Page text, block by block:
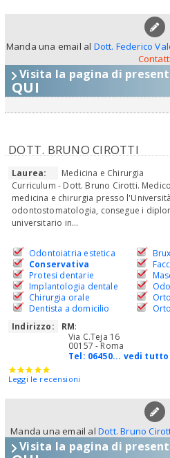
Manda una email al Dott. Federico
Contatti
Visita la pagina di
QUI
DOTT. BRUNO CIROTTI
Laurea:
Medicina e Chirurgia
Curriculum - Dott. Bruno Cirotti.
medicina e chirurgia presso
odontostomatologia, consegue i
universitario in...
Odontoiatria estetica
Conservativa
Protesi dentarie
Implantologia dentale
Chirurgia orale
Dentista a domicilio
Indirizzo:
RM:
Via C.Teja 16
00157 - Roma
Tel: 06450... vedi tutto
Leggi le recensioni
Manda una email alDott. Bruno
Visita la pagina di